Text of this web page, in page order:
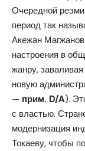
Очередной
период так
Акежан
настроения в
жанру,
новую
— прим. D/A).
с властью.
модернизация
Токаеву, чтобы